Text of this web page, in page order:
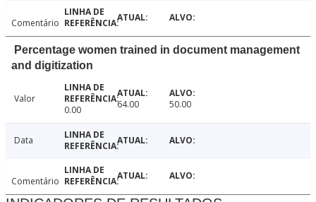
Comentário
Percentage women trained in document management
and digitization
Valor
0.00
64.00 50.00
Data
Comentário